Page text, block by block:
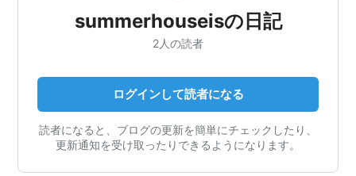
summerhouseisの日記
2人の読者
ログインして読者になる
読者になると、ブログの更新を簡単にチェックしたり、
更新通知を受け取ったりできるようになります。